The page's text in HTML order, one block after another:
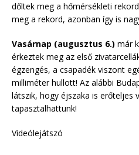
dőltek meg a hőmérsékleti
meg a rekord, azonban így is
Vasárnap (augusztus 6.) már
érkeztek meg az első
égzengés, a csapadék viszont
milliméter hullott! Az alábbi
látszik, hogy éjszaka is erőteljes
tapasztalhattunk!
Videólejátszó